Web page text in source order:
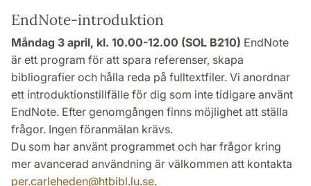
EndNote-introduktion
Måndag 3 april, kl. 10.00-12.00 (SOL B210) EndNote
är ett program för att spara referenser, skapa
bibliografier och hålla reda på fulltextfiler. Vi anordnar
ett introduktionstillfälle för dig som inte tidigare använt
EndNote. Efter genomgången finns möjlighet att ställa
frågor. Ingen föranmälan krävs.
Du som har använt programmet och har frågor kring
mer avancerad användning är välkommen att kontakta
per.carleheden@htbibl.lu.se.